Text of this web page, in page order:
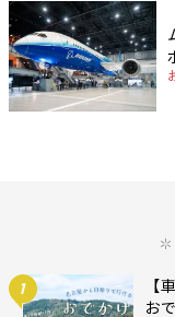
1
【
お